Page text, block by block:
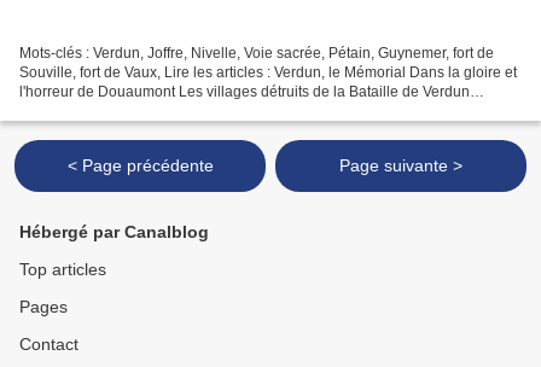
Mots-clés : Verdun, Joffre, Nivelle, Voie sacrée, Pétain, Guynemer, fort de
Souville, fort de Vaux, Lire les articles : Verdun, le Mémorial Dans la gloire et
l'horreur de Douaumont Les villages détruits de la Bataille de Verdun
< Page précédente Page suivante >
Hébergé par Canalblog
Top articles
Pages
Contact